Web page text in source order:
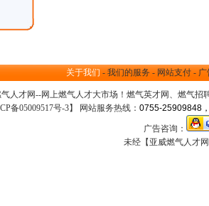
关于我们 - 我们的服务 - 网站支付- 广
人才网--网上燃气人才大市场 ！ 燃气英才网 、 燃气招
备05009517号-3】 网站服务热线： 0755-25909848
广告咨询：
未经【亚威燃气人才